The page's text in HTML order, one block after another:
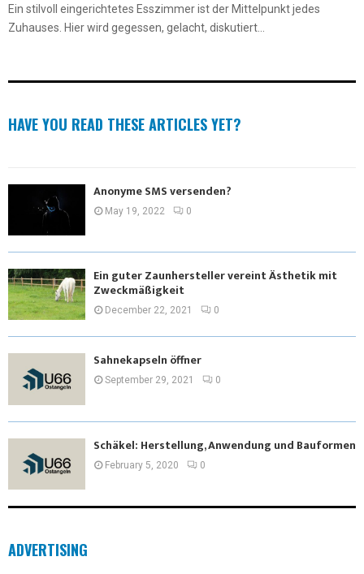
Ein stilvoll eingerichtetes Esszimmer ist der Mittelpunkt jedes
Zuhauses. Hier wird gegessen, gelacht, diskutiert...
HAVE YOU READ THESE ARTICLES YET?
Anonyme SMS versenden?
May 19, 2022 0
Ein guter Zaunhersteller vereint Ästhetik mit
Zweckmäßigkeit
December 22, 2021 0
Sahnekapseln öffner
September 29, 2021 0
Schäkel: Herstellung, Anwendung und Bauformen
February 5, 2020 0
ADVERTISING